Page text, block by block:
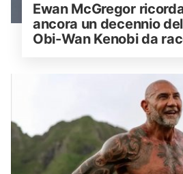
Ewan McGregor
ancora un decennio
Obi-Wan Kenobi da